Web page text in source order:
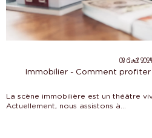
08 Avril 2024
Immobilier - Comment
La scène immobilière est un théâtre
Actuellement, nous assistons à...